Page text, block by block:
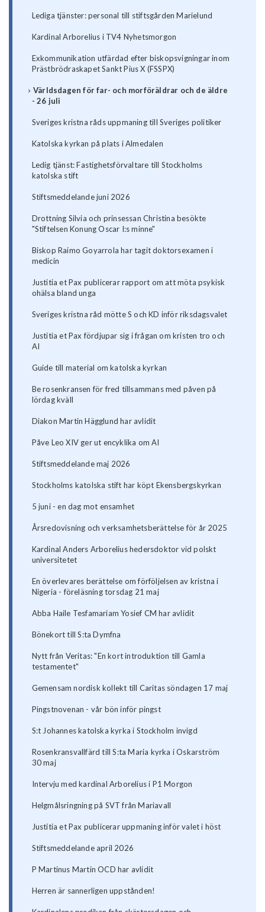
Lediga tjänster: personal till stiftsgården Marielund
Kardinal Arborelius i TV4 Nyhetsmorgon
Exkommunikation utfärdad efter biskopsvigningar inom
Prästbrödraskapet Sankt Pius X (FSSPX)
Världsdagen för far- och morföräldrar och de äldre
- 26 juli
Sveriges kristna råds uppmaning till Sveriges politiker
Katolska kyrkan på plats i Almedalen
Ledig tjänst: Fastighetsförvaltare till Stockholms
katolska stift
Stiftsmeddelande juni 2026
Drottning Silvia och prinsessan Christina besökte
"Stiftelsen Konung Oscar I:s minne"
Biskop Raimo Goyarrola har tagit doktorsexamen i
medicin
Justitia et Pax publicerar rapport om att möta psykisk
ohälsa bland unga
Sveriges kristna råd mötte S och KD inför riksdagsvalet
Justitia et Pax fördjupar sig i frågan om kristen tro och
AI
Guide till material om katolska kyrkan
Be rosenkransen för fred tillsammans med påven på
lördag kväll
Diakon Martin Hägglund har avlidit
Påve Leo XIV ger ut encyklika om AI
Stiftsmeddelande maj 2026
Stockholms katolska stift har köpt Ekensbergskyrkan
5 juni - en dag mot ensamhet
Årsredovisning och verksamhetsberättelse för år 2025
Kardinal Anders Arborelius hedersdoktor vid polskt
universitetet
En överlevares berättelse om förföljelsen av kristna i
Nigeria - föreläsning torsdag 21 maj
Abba Haile Tesfamariam Yosief CM har avlidit
Bönekort till S:ta Dymfna
Nytt från Veritas: "En kort introduktion till Gamla
testamentet"
Gemensam nordisk kollekt till Caritas söndagen 17 maj
Pingstnovenan - vår bön inför pingst
S:t Johannes katolska kyrka i Stockholm invigd
Rosenkransvallfärd till S:ta Maria kyrka i Oskarström
30 maj
Intervju med kardinal Arborelius i P1 Morgon
Helgmålsringning på SVT från Mariavall
Justitia et Pax publicerar uppmaning inför valet i höst
Stiftsmeddelande april 2026
P Martinus Martin OCD har avlidit
Herren är sannerligen uppstånden!